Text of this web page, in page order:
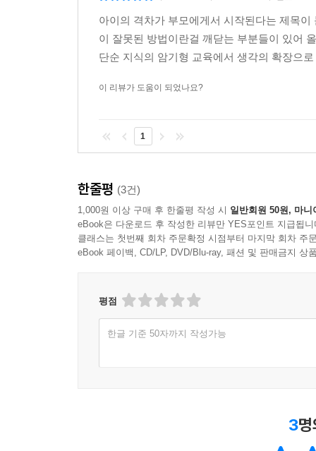
아이의 격차가 부모에게서 시작된다는 제목
이 잘못된 방법이란걸 깨닫는 부분들이 있어
단순 지식의 암기형 교육에서 생각의 확장으
이 리뷰가 도움이 되었나요?
1
한줄평 (3건)
1,000원 이상 구매 후 한줄평 작성 시 일반회원 50원, 마니
eBook은 다운로드 후 작성한 리뷰만 YES포인트 지급됩니
클래스는 첫번째 회차 주문확정 시점부터 마지막 회차 주
eBook 페이백, CD/LP, DVD/Blu-ray, 패션 및 판매금지 상
평점
한글 기준 50자까지 작성가능
3